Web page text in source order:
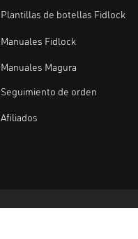
Plantillas de botellas Fidlock
Manuales Fidlock
Manuales Magura
Seguimiento de orden
Afiliados